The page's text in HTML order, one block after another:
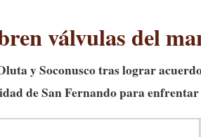
válvulas del
y Soconusco tras lograr
de San Fernando para enfrentar